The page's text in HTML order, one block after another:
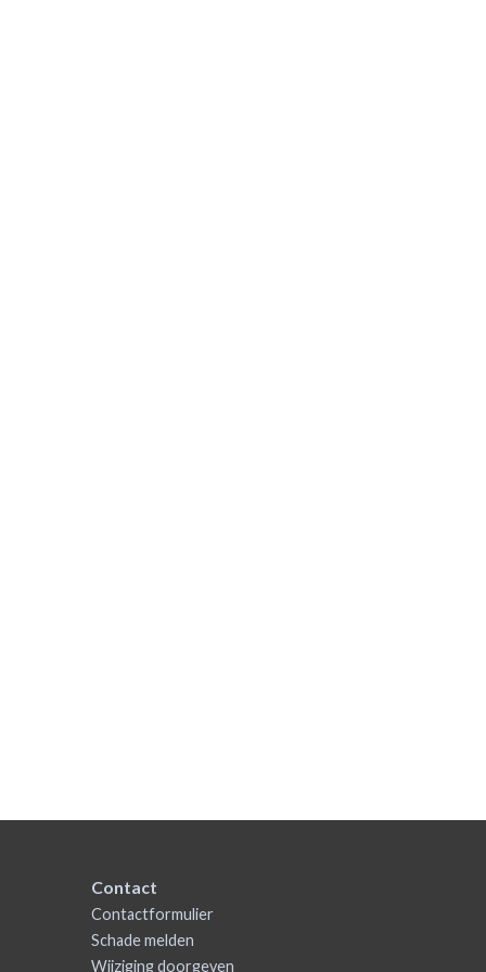
Contact
Contactformulier
Schade melden
Wijziging doorgeven